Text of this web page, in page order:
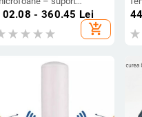
anti vibrații
microfoane cu fir și
fir
- 360.45 Lei
add_shopping_cart
cu